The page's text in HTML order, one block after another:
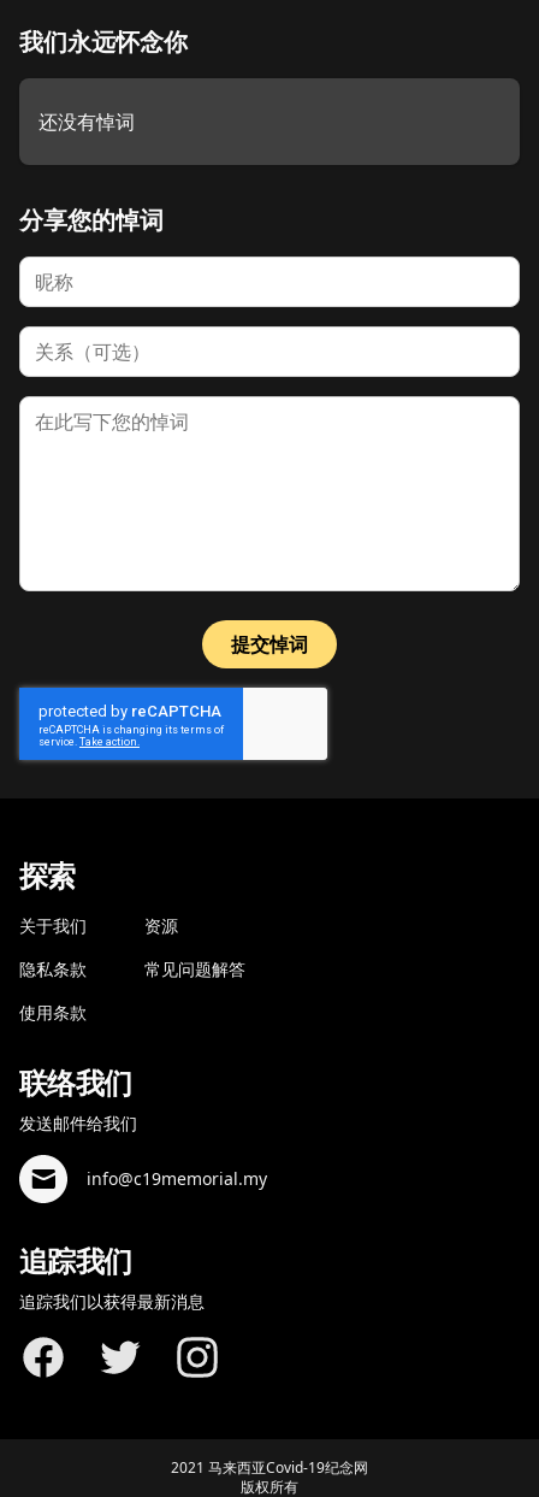
我们永远怀念你
还没有悼词
分享您的悼词
名字
关系
悼词
提交悼词
探索
关于我们
隐私条款
使用条款
资源
常见问题解答
联络我们
发送邮件给我们
info@c19memorial.my
追踪我们
追踪我们以获得最新消息
FacebookTwitter Instagram
2021 马来西亚Covid-19纪念网
版权所有